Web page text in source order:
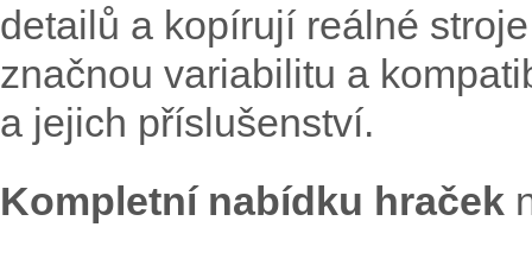
detailů a kopírují reálné
značnou variabilitu a
a jejich příslušenství.
Kompletní nabídku hraček